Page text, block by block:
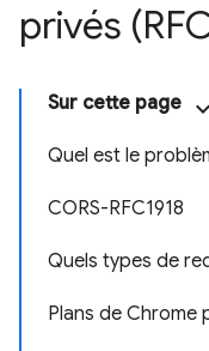
privés
Sur cette page
Quel est le
CORS-RFC1918
Quels types de
Plans de Chrome